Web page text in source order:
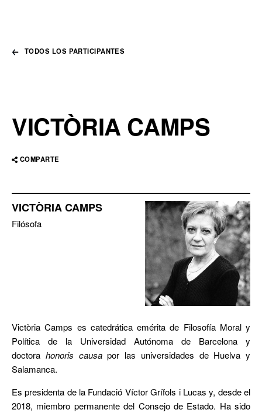
TODOS LOS PARTICIPANTES
VICTÒRIA CAMPS
COMPARTE
VICTÒRIA CAMPS
Filósofa
Victòria Camps es catedrática emérita de Filosofía Moral y
Política de la Universidad Autónoma de Barcelona y
doctora honoris causapor las universidades de Huelva y
Salamanca.
Es presidenta de la Fundació Víctor Grífols i Lucas y, desde el
2018, miembro permanente del Consejo de Estado. Ha sido